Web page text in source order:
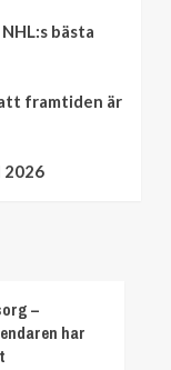
bästa
framtiden är
2026
–
har